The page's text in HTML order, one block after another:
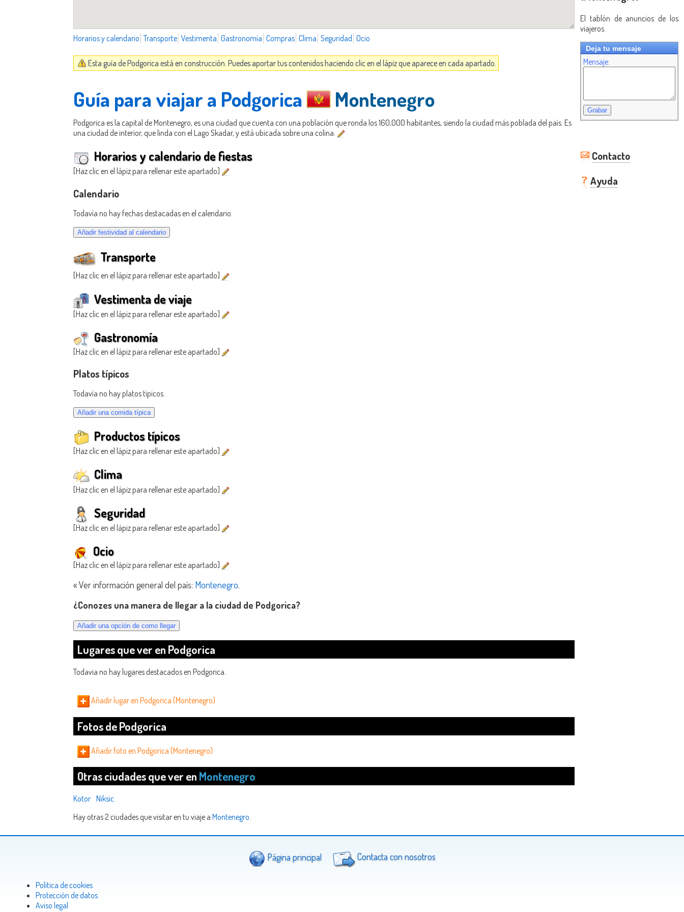
Horarios y calendario Transporte Vestimenta Gastronomía Compras Clima Seguridad Ocio
Esta guía de Podgorica está en construcción. Puedes aportar tus contenidos haciendo clic en el lápiz que aparece en cada apartado.
Guía para viajar a Podgorica Montenegro
Podgorica es la capital de Montenegro, es una ciudad que cuenta con una población que ronda los 160,000 habitantes, siendo la ciudad más poblada del país. Es
una ciudad de interior, que linda con el Lago Skadar, y está ubicada sobre una colina.
Horarios y calendario de fiestas
[Haz clic en el lápiz para rellenar este apartado]
Calendario
Todavía no hay fechas destacadas en el calendario.
Transporte
[Haz clic en el lápiz para rellenar este apartado]
Vestimenta de viaje
[Haz clic en el lápiz para rellenar este apartado]
Gastronomía
[Haz clic en el lápiz para rellenar este apartado]
Platos típicos
Todavía no hay platos típicos.
Productos típicos
[Haz clic en el lápiz para rellenar este apartado]
Clima
[Haz clic en el lápiz para rellenar este apartado]
Seguridad
[Haz clic en el lápiz para rellenar este apartado]
Ocio
[Haz clic en el lápiz para rellenar este apartado]
« Ver información general del país: Montenegro.
¿Conozes una manera de llegar a la ciudad de Podgorica?
Lugares que ver en Podgorica
Todavia no hay lugares destacados en Podgorica.
Añadir lugar en Podgorica (Montenegro)
Fotos de Podgorica
Añadir foto en Podgorica (Montenegro)
Otras ciudades que ver en Montenegro
Kotor Niksic
Hay otras 2 ciudades que visitar en tu viaje a Montenegro.
El tablón de anuncios de los
viajeros.
Deja tu mensaje
Mensaje:
Contacto
Ayuda
Página principal Contacta con nosotros
Politica de cookies
Protección de datos
Aviso legal